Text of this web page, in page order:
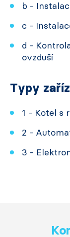
b -
c -
d -
ovzduší
Typy
1 - Kotel s
2 -
3 -